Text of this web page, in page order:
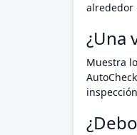
alrededor
¿Una
Muestra